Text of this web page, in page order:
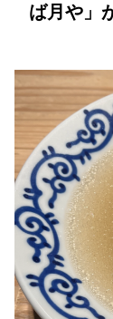
ば月や」